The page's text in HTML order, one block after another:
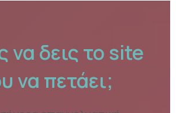
να δεις το site
να πετάει;